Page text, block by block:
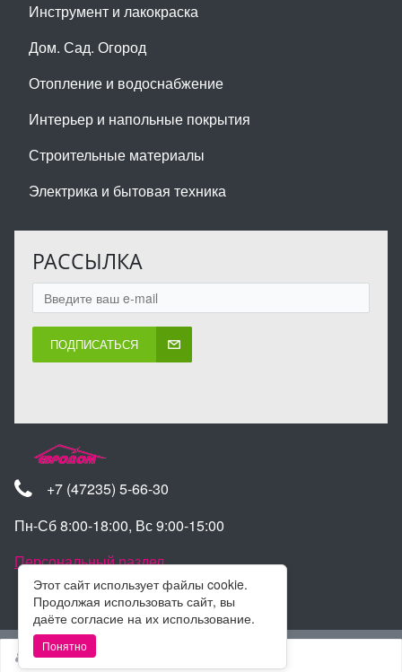
Этот сайт использует файлы cookie.
Продолжая использовать сайт, вы
даёте согласие на их использование.
Понятно
Инструмент и лакокраска
Дом. Сад. Огород
Отопление и водоснабжение
Интерьер и напольные покрытия
Строительные материалы
Электрика и бытовая техника
РАССЫЛКА
ПОДПИСАТЬСЯ
+7 (47235) 5-66-30
Пн-Сб 8:00-18:00, Вс 9:00-15:00
Персональный раздел
Наверх
Войти
Регистрация